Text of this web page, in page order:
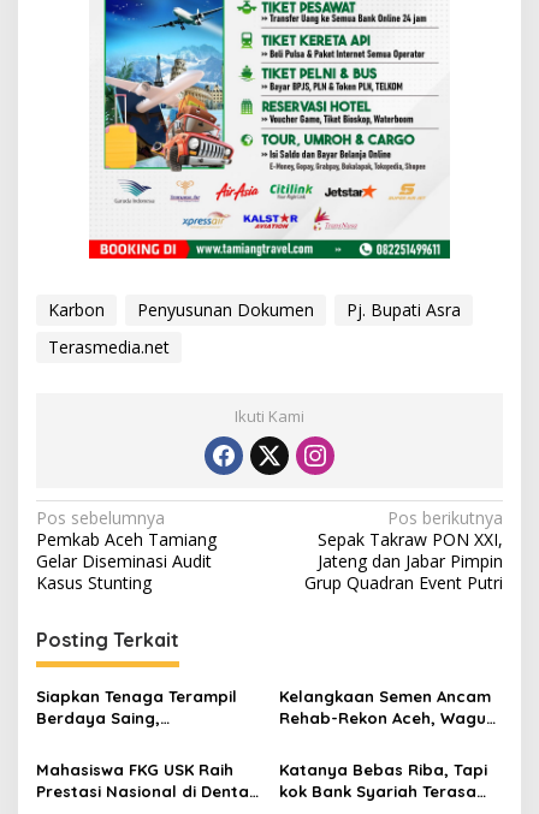
Karbon Penyusunan Dokumen
Pj. Bupati Asra
Terasmedia.net
Ikuti Kami
N
a
v
i
g
a
s
i
p
Pos sebelumnya
Pemkab Aceh Tamiang
Gelar Diseminasi Audit
Kasus Stunting
Pos berikutnya
Sepak Takraw PON XXI,
Jateng dan Jabar Pimpin
Grup Quadran Event Putri
Posting Terkait
Siapkan Tenaga Terampil
Berdaya Saing,
Tamiang Buka Pelatihan
Kerja 2026
Kelangkaan Semen Ancam
Rehab-Rekon Aceh, Wagub
Mahasiswa FKG USK Raih
Prestasi Nasional di Dental
Katanya Bebas Riba, Tapi
kok Bank Syariah Terasa